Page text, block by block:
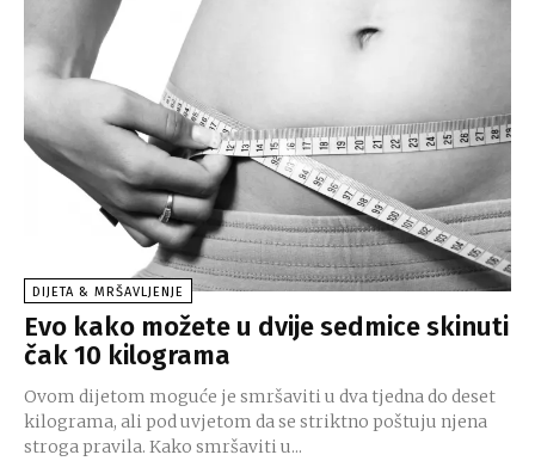
DIJETA & MRŠAVLJENJE
Evo kako možete u dvije sedmice skinuti
čak 10 kilograma
Ovom dijetom moguće je smršaviti u dva tjedna do deset
kilograma, ali pod uvjetom da se striktno poštuju njena
stroga pravila. Kako smršaviti u...